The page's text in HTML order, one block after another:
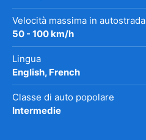
Velocità massima in autostrada
50 - 100 km/h
Lingua
English, French
Classe di auto popolare
Intermedie